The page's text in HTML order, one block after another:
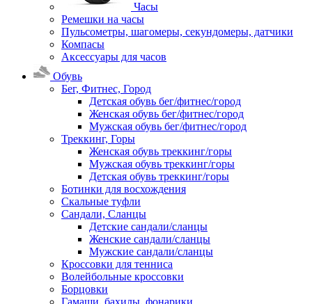
Часы
Ремешки на часы
Пульсометры, шагомеры, секундомеры, датчики
Компасы
Аксессуары для часов
Обувь
Бег, Фитнес, Город
Детская обувь бег/фитнес/город
Женская обувь бег/фитнес/город
Мужская обувь бег/фитнес/город
Треккинг, Горы
Женская обувь треккинг/горы
Мужская обувь треккинг/горы
Детская обувь треккинг/горы
Ботинки для восхождения
Скальные туфли
Сандали, Сланцы
Детские сандали/сланцы
Женские сандали/сланцы
Мужские сандали/сланцы
Кроссовки для тенниса
Волейбольные кроссовки
Борцовки